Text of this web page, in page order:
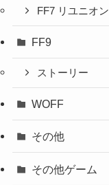
FF7 リユニオン
FF9
ストーリー
WOFF
その他
その他ゲーム